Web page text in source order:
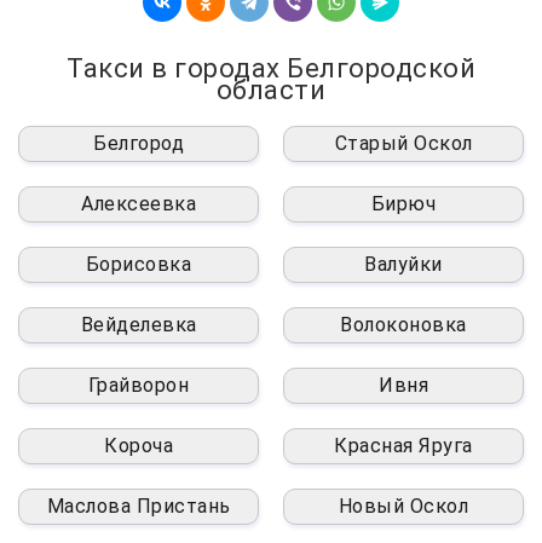
Такси в городах Белгородской
области
Белгород Старый Оскол
Алексеевка Бирюч
Борисовка Валуйки
Вейделевка Волоконовка
Грайворон Ивня
Короча Красная Яруга
Маслова Пристань Новый Оскол